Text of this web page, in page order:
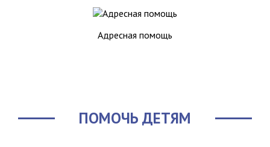
Адресная помощь
ПОМОЧЬ ДЕТЯМ